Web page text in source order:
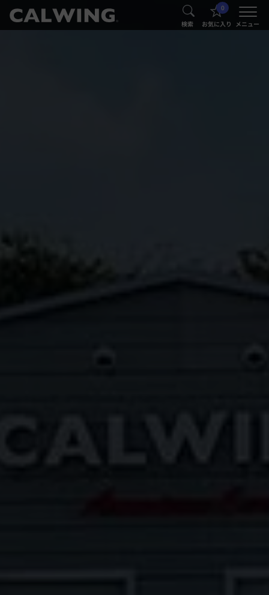
® 検索
0
お気に入り メニュー
®